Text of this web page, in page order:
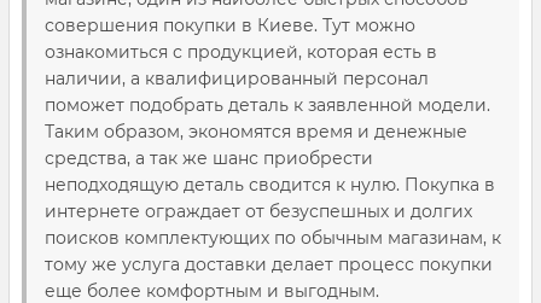
совершения покупки в Киеве. Тут можно
ознакомиться с продукцией, которая есть в
наличии, а квалифицированный персонал
поможет подобрать деталь к заявленной модели.
Таким образом, экономятся время и денежные
средства, а так же шанс приобрести
неподходящую деталь сводится к нулю. Покупка в
интернете ограждает от безуспешных и долгих
поисков комплектующих по обычным магазинам, к
тому же услуга доставки делает процесс покупки
еще более комфортным и выгодным.